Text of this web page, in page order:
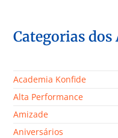
Categorias
Academia Konfide
Alta Performance
Amizade
Aniversários